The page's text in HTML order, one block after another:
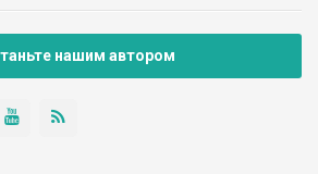
нашим автором